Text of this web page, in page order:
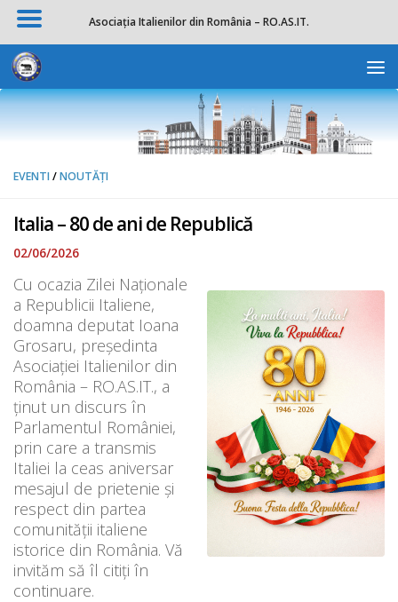
Skip to content
EVENTI/NOUTĂȚI
Italia – 80 de ani de Republică
02/06/2026
Cu ocazia Zilei Naționale
a Republicii Italiene,
doamna deputat Ioana
Grosaru, președinta
Asociației Italienilor din
România – RO.AS.IT., a
ținut un discurs în
Parlamentul României,
prin care a transmis
Italiei la ceas aniversar
mesajul de prietenie și
respect din partea
comunității italiene
istorice din România. Vă
invităm să îl citiți în
continuare.
Asociația Italienilor din România – RO.AS.IT.